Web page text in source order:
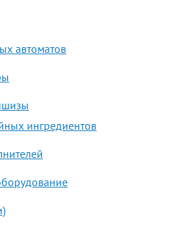
автоматов
ингредиентов